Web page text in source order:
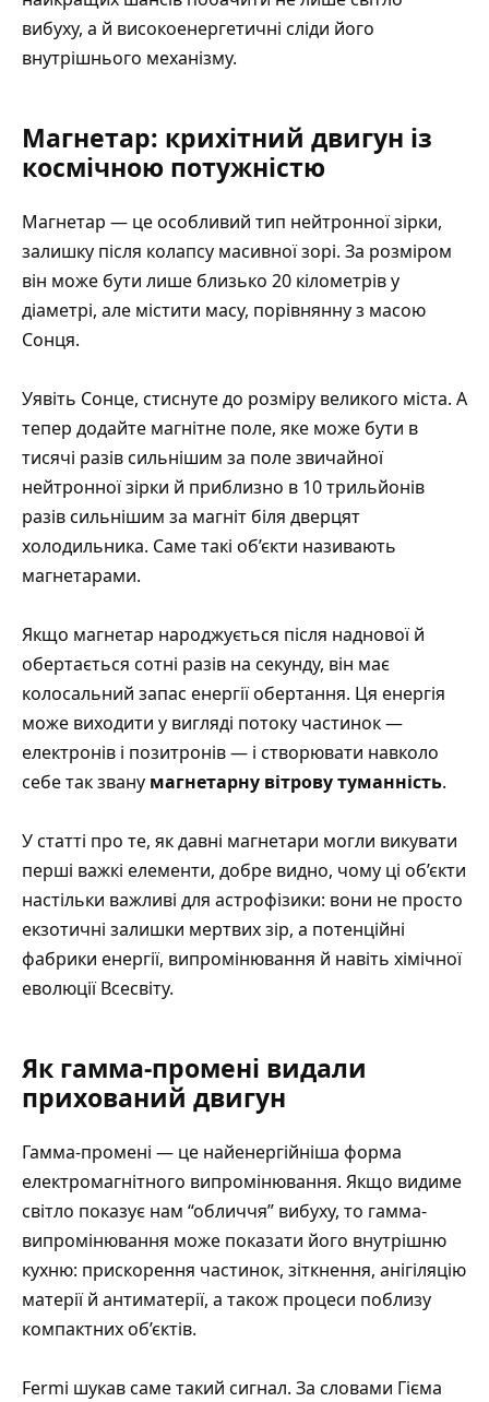
вибуху, а й високоенергетичні сліди його
внутрішнього механізму.
Магнетар: крихітний двигун із
космічною потужністю
Магнетар — це особливий тип нейтронної зірки,
залишку після колапсу масивної зорі. За розміром
він може бути лише близько 20 кілометрів у
діаметрі, але містити масу, порівнянну з масою
Сонця.
Уявіть Сонце, стиснуте до розміру великого міста. А
тепер додайте магнітне поле, яке може бути в
тисячі разів сильнішим за поле звичайної
нейтронної зірки й приблизно в 10 трильйонів
разів сильнішим за магніт біля дверцят
холодильника. Саме такі об’єкти називають
магнетарами.
Якщо магнетар народжується після наднової й
обертається сотні разів на секунду, він має
колосальний запас енергії обертання. Ця енергія
може виходити у вигляді потоку частинок —
електронів і позитронів — і створювати навколо
себе так звану магнетарну вітрову туманність.
У статті про те, якдавні магнетари могли викувати
перші важкі елементи, добре видно, чому ці об’єкти
настільки важливі для астрофізики: вони не просто
екзотичні залишки мертвих зір, а потенційні
фабрики енергії, випромінювання й навіть хімічної
еволюції Всесвіту.
Як гамма-промені видали
прихований двигун
Гамма-промені — це найенергійніша форма
електромагнітного випромінювання. Якщо видиме
світло показує нам “обличчя” вибуху, то гамма-
випромінювання може показати його внутрішню
кухню: прискорення частинок, зіткнення, анігіляцію
матерії й антиматерії, а також процеси поблизу
компактних об’єктів.
Fermi шукав саме такий сигнал. За словами Гієма